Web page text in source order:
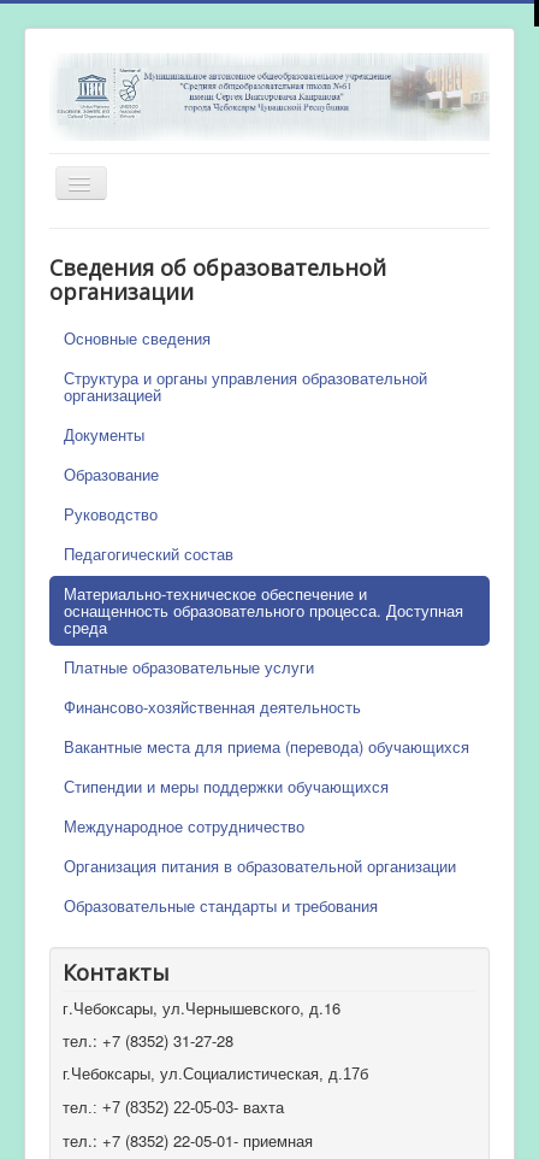
Включить/
выключить
Новости
Сведения об образовательной
организации
Основные сведения
Структура и органы управления образовательной
организацией
Документы
Образование
Руководство
Педагогический состав
Материально-техническое обеспечение и
оснащенность образовательного процесса. Доступная
среда
Платные образовательные услуги
Финансово-хозяйственная деятельность
Вакантные места для приема (перевода) обучающихся
Стипендии и меры поддержки обучающихся
Международное сотрудничество
Организация питания в образовательной организации
Образовательные стандарты и требования
Контакты
г.Чебоксары, ул.Чернышевского, д.16
тел.: +7 (8352) 31-27-28
г.Чебоксары, ул.Социалистическая, д.17б
тел.: +7 (8352) 22-05-03- вахта
тел.: +7 (8352) 22-05-01- приемная